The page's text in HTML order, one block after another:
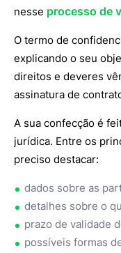
nesse processo de
O termo de
explicando o seu
direitos e deveres
assinatura de
A sua confecção é
jurídica. Entre os
preciso destacar:
dados sobre as
detalhes sobre o
prazo de validade
possíveis formas